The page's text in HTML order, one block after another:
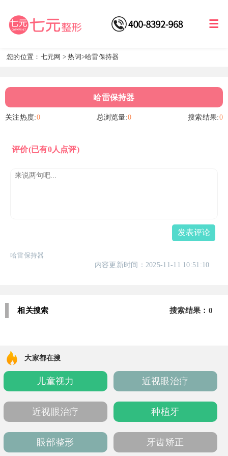
您的位置： 七元网 >热词 >哈雷保持器
哈雷保持器
关注热度:0 总浏览量:0 搜索结果:0
评价(已有0人点评)
发表评论
哈雷保持器
内容更新时间：2025-11-11 10:51:10
相关搜索 搜索结果：0
大家都在搜
儿童视力 近视眼治疗
近视眼治疗 种植牙
眼部整形 牙齿矫正